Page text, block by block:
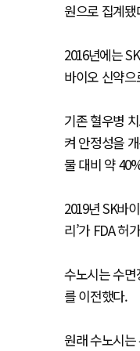
원으로 집계됐
2016년에는
바이오 신약
기존 혈우병
켜 안정성을
물 대비 약
2019년 SK바
리’가 FDA 허
수노시는 수
를 이전했다.
원래 수노시